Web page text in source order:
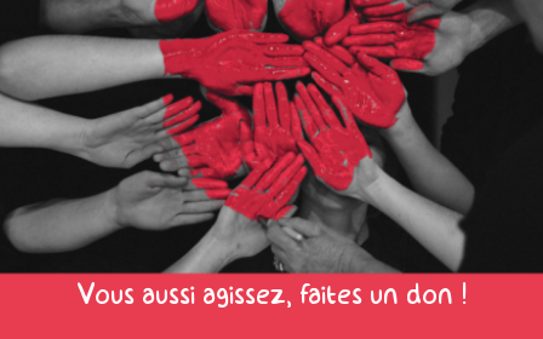
Vous aussi agissez, faites un don !